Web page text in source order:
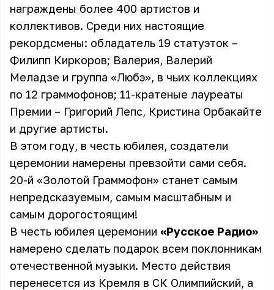
награждены более 400 артистов и
коллективов. Среди них настоящие
рекордсмены: обладатель 19 статуэток –
Филипп Киркоров; Валерия, Валерий
Меладзе и группа «Любэ», в чьих коллекциях
по 12 граммофонов; 11-кратеные лауреаты
Премии – Григорий Лепс, Кристина Орбакайте
и другие артисты.
В этом году, в честь юбилея, создатели
церемонии намерены превзойти сами себя.
20-й «Золотой Граммофон» станет самым
непредсказуемым, самым масштабным и
самым дорогостоящим!
В честь юбилея церемонии «Русское Радио»
намерено сделать подарок всем поклонникам
отечественной музыки. Место действия
перенесется из Кремля в СК Олимпийский, а